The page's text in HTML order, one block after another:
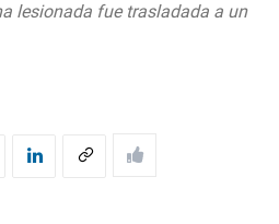
lesionada fue trasladada a un